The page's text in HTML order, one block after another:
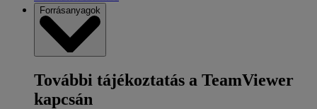
Forrásanyagok
További tájékoztatás a TeamViewer
kapcsán